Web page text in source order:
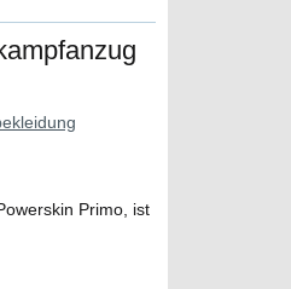
Primo, ist